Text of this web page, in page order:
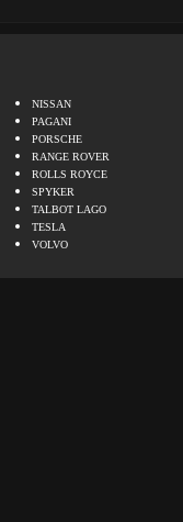
NISSAN
PAGANI
PORSCHE
RANGE ROVER
ROLLS ROYCE
SPYKER
TALBOT LAGO
TESLA
VOLVO